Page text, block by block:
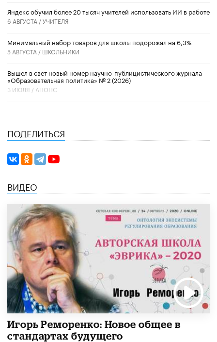
​Яндекс обучил более 20 тысяч учителей использовать ИИ в работе
6 АВГУСТА /УЧИТЕЛЯ
Минимальный набор товаров для школы подорожал на 6,3%
5 АВГУСТА / ШКОЛЬНИКИ
Вышел в свет новый номер научно-публицистического журнала
«Образовательная политика» № 2 (2026)
3 ИЮЛЯ / АНОНС
ПОДЕЛИТЬСЯ
ВИДЕО
Игорь Реморенко: Новое общее в
стандартах будущего